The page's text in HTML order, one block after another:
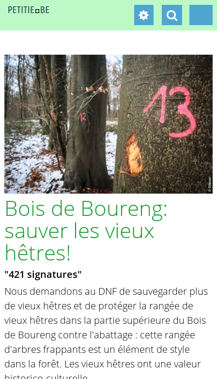
Bois de Boureng:
sauver les vieux
hêtres!
"421 signatures"
Nous demandons au DNF de sauvegarder plus
de vieux hêtres et de protéger la rangée de
vieux hêtres dans la partie supérieure du Bois
de Boureng contre l'abattage : cette rangée
d'arbres frappants est un élément de style
dans la forêt. Les vieux hêtres ont une valeur